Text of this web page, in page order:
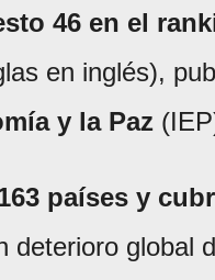
46 en el
en inglés),
y la Paz
países y
deterioro global